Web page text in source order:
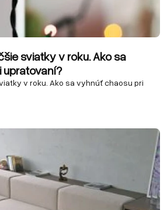
sviatky v roku. Ako sa
v roku. Ako sa vyhnúť chaosu pri